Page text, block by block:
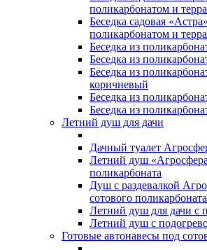
поликарбонатом и
Беседка садовая
поликарбонатом и
Беседка из
Беседка из
Беседка из
коричневый
Беседка из
Беседка из
Летний душ для дачи
Дачный туалет
Летний душ
поликарбоната
Душ с раздевалкой
сотового поликарбоната
Летний душ для дачи с
Летний душ с
Готовые автонавесы под